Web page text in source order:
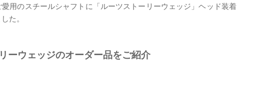
愛用のスチールシャフトに「ルーツストーリーウェッジ」ヘッド装着
た。
ーウェッジのオーダー品をご紹介